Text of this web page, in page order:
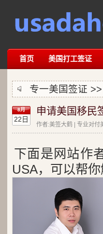
首页 美国打工签证
专一美国签证 >>
8月
22日
申请美国移民
作者:美签大鹤 | 专业对
下面是网站作
USA，可以帮